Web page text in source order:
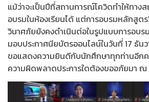
แม้ว่าจะเป็นปีที่สถานการณ์โควิดทำให้ทาง
อบรมในห้องเรียนได้ แต่การอบรมหลักสูต
วินาศภัยยังคงดำเนินต่อในรูปแบบการอบ
มอบประกาศนียบัตรออนไลน์ในวันที่ 17 ธัน
ขอแสดงความยินดีกับนักศึกษาทุกท่านอีกค
ความผิดพลาดประการใดต้องขออภัยมา ณ